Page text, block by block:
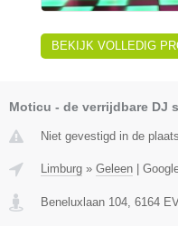
BEKIJK VOLLEDIG
Moticu - de verrijdbare DJ
Niet gevestigd in de
Limburg » Geleen
Beneluxlaan 104 6164